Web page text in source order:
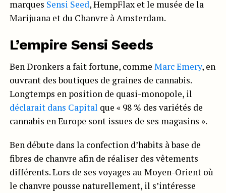
marques Sensi Seed, HempFlax et le musée de la
Marijuana et du Chanvre à Amsterdam.
L’empire Sensi Seeds
Ben Dronkers a fait fortune, comme Marc Emery, en
ouvrant des boutiques de graines de cannabis.
Longtemps en position de quasi-monopole, il
déclarait dans Capital que « 98 % des variétés de
cannabis en Europe sont issues de ses magasins ».
Ben débute dans la confection d’habits à base de
fibres de chanvre afin de réaliser des vêtements
différents. Lors de ses voyages au Moyen-Orient où
le chanvre pousse naturellement, il s’intéresse